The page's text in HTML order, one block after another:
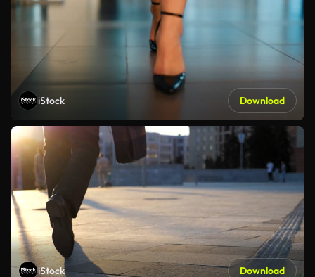
iStock Download
iStock Download